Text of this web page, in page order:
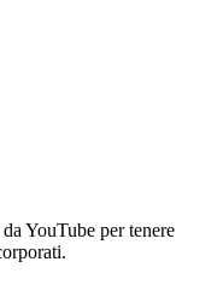
YouTube per tenere